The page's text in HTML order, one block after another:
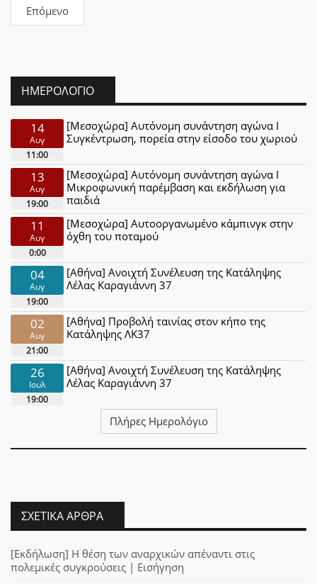
Επόμενο
ΗΜΕΡΟΛΌΓΙΟ
14
Αυγ
11:00
[Μεσοχώρα] Αυτόνομη συνάντηση αγώνα Ι
Συγκέντρωση, πορεία στην είσοδο του χωριού
13
Αυγ
19:00
[Μεσοχώρα] Αυτόνομη συνάντηση αγώνα Ι
Μικροφωνική παρέμβαση και εκδήλωση για
παιδιά
11
Αυγ
0:00
[Μεσοχώρα] Αυτοοργανωμένο κάμπινγκ στην
όχθη του ποταμού
04
Αυγ
19:00
[Αθήνα] Ανοιχτή Συνέλευση της Κατάληψης
Λέλας Καραγιάννη 37
02
Αυγ
21:00
[Αθήνα] Προβολή ταινίας στον κήπο της
Κατάληψης ΛΚ37
26
Ιουλ
19:00
[Αθήνα] Ανοιχτή Συνέλευση της Κατάληψης
Λέλας Καραγιάννη 37
Πλήρες Ημερολόγιο
ΣΧΕΤΙΚΆ ΆΡΘΡΑ
[Εκδήλωση] Η θέση των αναρχικών απέναντι στις
πολεμικές συγκρούσεις | Εισήγηση